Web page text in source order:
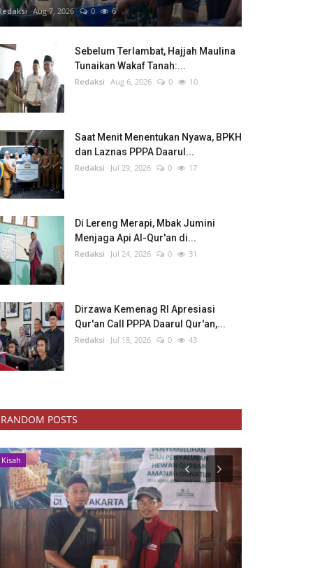
Aug 7, 2026 0 6
Sebelum Terlambat, Hajjah Maulina
Tunaikan Wakaf Tanah:...
Redaksi Aug 6, 2026 0 10
Saat Menit Menentukan Nyawa, BPKH
dan Laznas PPPA Daarul...
Redaksi Jul 29, 2026 0 17
Di Lereng Merapi, Mbak Jumini
Menjaga Api Al-Qur'an di...
Redaksi Jul 24, 2026 0 31
Dirzawa Kemenag RI Apresiasi
Qur'an Call PPPA Daarul Qur'an,...
Redaksi Jul 18, 2026 0 43
RANDOM POSTS
Kesehatan